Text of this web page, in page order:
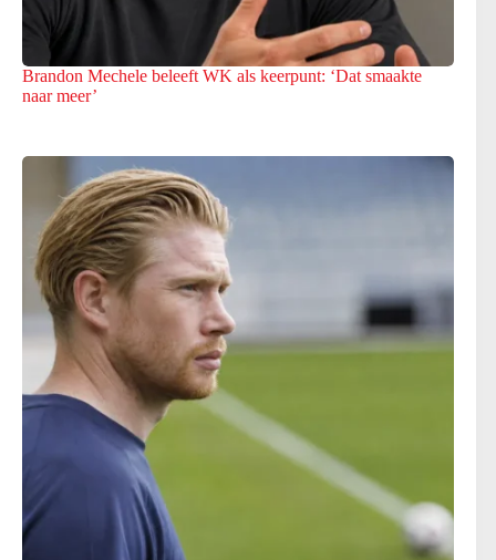
Brandon Mechele beleeft WK als keerpunt: ‘Dat smaakte
naar meer’